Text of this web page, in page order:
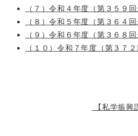
（７）令和４年度（第３５９
（８）令和５年度（第３６４
（９）令和６年度（第３６８
（１０）令和７年度（第３７
【私学振興